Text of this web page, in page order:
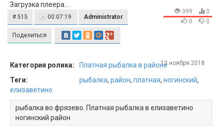
Загрузка плеера...
# 515 00:07:19 Administrator
Поделиться
399
0
0
0
Категория ролика:
Платная рыбалка в районе
Теги:
рыбалка, район, платная, ногинский,
елизаветино
рыбалка во фрязево. Платная рыбалка в елизаветино
ногинский район
13 ноября 2018